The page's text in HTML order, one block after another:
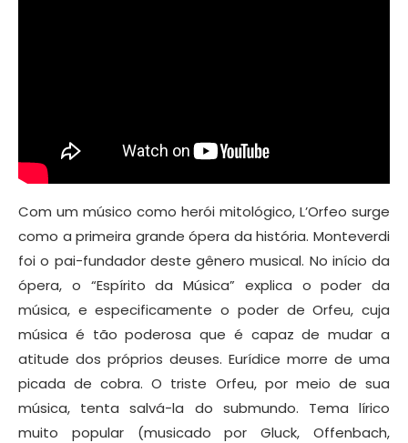
Com um músico como herói mitológico, L’Orfeo surge
como a primeira grande ópera da história. Monteverdi
foi o pai-fundador deste gênero musical. No início da
ópera, o “Espírito da Música” explica o poder da
música, e especificamente o poder de Orfeu, cuja
música é tão poderosa que é capaz de mudar a
atitude dos próprios deuses. Eurídice morre de uma
picada de cobra. O triste Orfeu, por meio de sua
música, tenta salvá-la do submundo. Tema lírico
muito popular (musicado por Gluck, Offenbach,